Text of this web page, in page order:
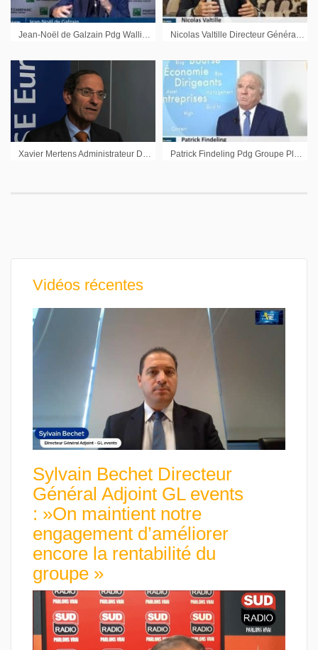
Jean-Noël de Galzain Pdg Wallix : « Les JO c’est une entrée en matière dans une Europe qui va monter en résilience dans les années qui viennent » Nicolas Valtille Directeur Général Délégué Akka Technologies : « Nous allons accentuer la croissance dans le digital »
Vidéos récentes
Sylvain Bechet Directeur
Général Adjoint GL events
: »On maintient notre
engagement d’améliorer
encore la rentabilité du
groupe »